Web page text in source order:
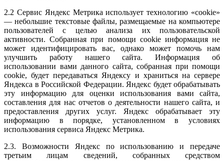
2.2 Сервис Яндекс Метрика использует технологию «cookie»
— небольшие текстовые файлы, размещаемые на компьютере
пользователей с целью анализа их пользовательской
активности. Собранная при помощи cookie информация не
может идентифицировать вас, однако может помочь нам
улучшить работу нашего сайта. Информация об
использовании вами данного сайта, собранная при помощи
cookie, будет передаваться Яндексу и храниться на сервере
Яндекса в Российской Федерации. Яндекс будет обрабатывать
эту информацию для оценки использования вами сайта,
составления для нас отчетов о деятельности нашего сайта, и
предоставления других услуг. Яндекс обрабатывает эту
информацию в порядке, установленном в условиях
использования сервиса Яндекс Метрика.
2.3. Возможности Яндекс по использованию и передаче
третьим лицам сведений, собранных средством